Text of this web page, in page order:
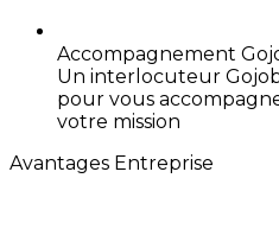
Accompagnement
Un interlocuteur
pour vous
votre mission
Avantages Entreprise